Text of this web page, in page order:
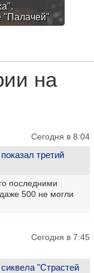
"Палачей"
на
Сегодня в 8:04
третий
последними
500 не могли
Сегодня в 7:45
"Страстей